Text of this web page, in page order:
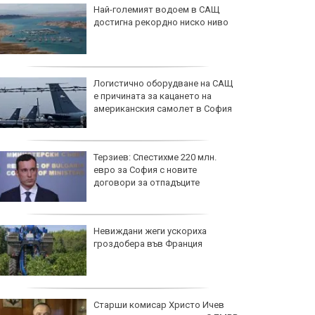
Най-големият водоем в САЩ
достигна рекордно ниско ниво
Логистично оборудване на САЩ
е причината за кацането на
американския самолет в София
Терзиев: Спестихме 220 млн.
евро за София с новите
договори за отпадъците
Невиждани жеги ускориха
гроздобера във Франция
Старши комисар Христо Ичев